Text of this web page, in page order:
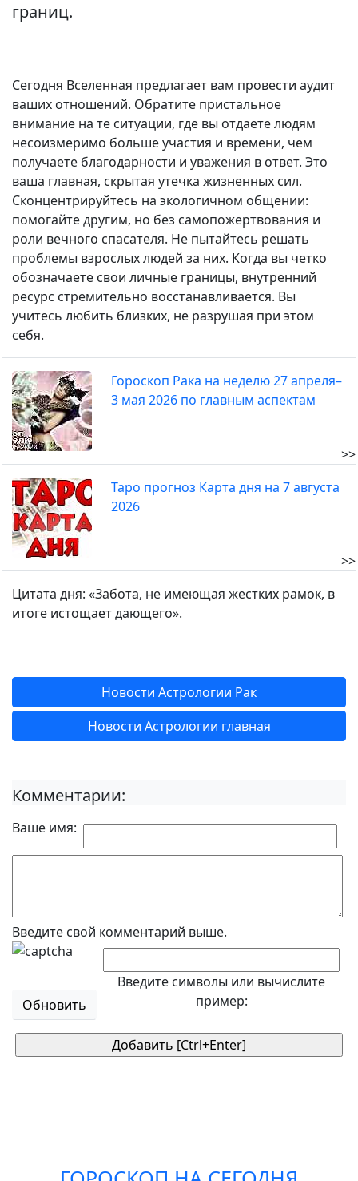
границ.
Сегодня Вселенная предлагает вам провести аудит
ваших отношений. Обратите пристальное
внимание на те ситуации, где вы отдаете людям
несоизмеримо больше участия и времени, чем
получаете благодарности и уважения в ответ. Это
ваша главная, скрытая утечка жизненных сил.
Сконцентрируйтесь на экологичном общении:
помогайте другим, но без самопожертвования и
роли вечного спасателя. Не пытайтесь решать
проблемы взрослых людей за них. Когда вы четко
обозначаете свои личные границы, внутренний
ресурс стремительно восстанавливается. Вы
учитесь любить близких, не разрушая при этом
себя.
Гороскоп Рака на неделю 27 апреля–
3 мая 2026 по главным аспектам
>>
Таро прогноз Карта дня на 7 августа
2026
>>
Цитата дня: «Забота, не имеющая жестких рамок, в
итоге истощает дающего».
Новости Астрологии Рак
Новости Астрологии главная
Комментарии:
Ваше имя:
Введите свой комментарий выше.
Обновить
Введите символы или вычислите
пример: